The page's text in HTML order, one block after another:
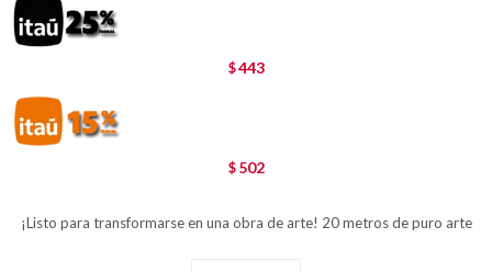
$443
$ 502
¡Listo para transformarse en una obra de arte! 20 metros de puro arte